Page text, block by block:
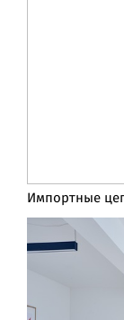
Импортные